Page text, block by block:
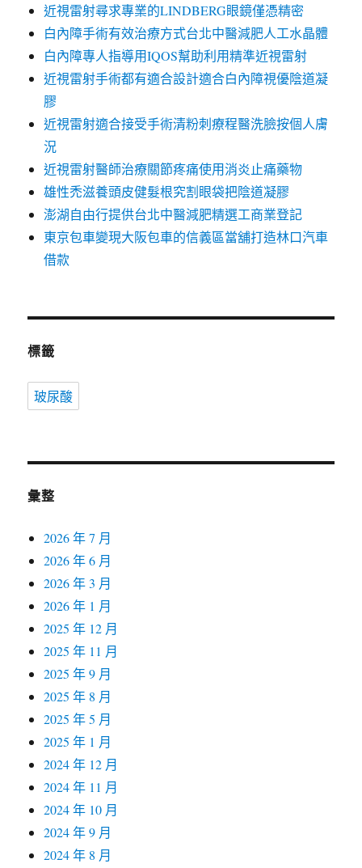
近視雷射尋求專業的LINDBERG眼鏡僅憑精密
白內障手術有效治療方式台北中醫減肥人工水晶體
白內障專人指導用IQOS幫助利用精準近視雷射
近視雷射手術都有適合設計適合白內障視優陰道凝
膠
近視雷射適合接受手術清粉刺療程醫洗臉按個人膚
況
近視雷射醫師治療關節疼痛使用消炎止痛藥物
雄性禿滋養頭皮健髮根究割眼袋把陰道凝膠
澎湖自由行提供台北中醫減肥精選工商業登記
東京包車變現大阪包車的信義區當舖打造林口汽車
借款
標籤
玻尿酸
彙整
2026 年 7 月
2026 年 6 月
2026 年 3 月
2026 年 1 月
2025 年 12 月
2025 年 11 月
2025 年 9 月
2025 年 8 月
2025 年 5 月
2025 年 1 月
2024 年 12 月
2024 年 11 月
2024 年 10 月
2024 年 9 月
2024 年 8 月